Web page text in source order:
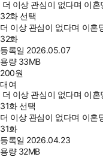
더 이상 관심이 없다며 이
32화 선택
더 이상 관심이 없다며 이혼
32화
등록일 2026.05.07
용량 33MB
200원
대여
더 이상 관심이 없다며 이
31화 선택
더 이상 관심이 없다며 이혼
31화
등록일 2026.04.23
용량 32MB